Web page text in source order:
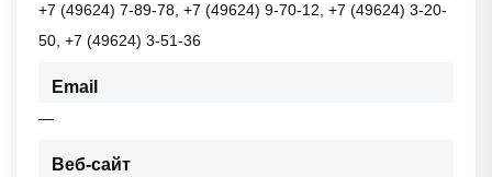
+7 (49624) 7-89-78, +7 (49624) 9-70-12, +7 (49624) 3-20-
50, +7 (49624) 3-51-36
Email
—
Веб-сайт